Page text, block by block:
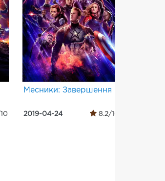
Месники: Завершення
2019-04-24 8.2/10